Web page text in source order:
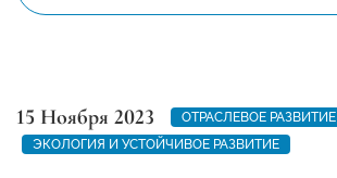
15 Ноября 2023
ОТРАСЛЕВОЕ РАЗВИТИЕ
ЭКОЛОГИЯ И УСТОЙЧИВОЕ РАЗВИТИЕ